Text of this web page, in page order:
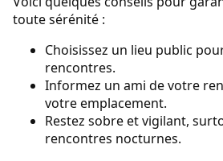
toute sérénité :
Choisissez un lieu public
rencontres.
Informez un ami de votre
votre emplacement.
Restez sobre et vigilant,
rencontres nocturnes.